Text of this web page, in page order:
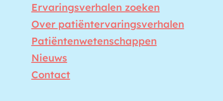
Ervaringsverhalen zoeken
Over patiëntervaringsverhalen
Patiëntenwetenschappen
Nieuws
Contact